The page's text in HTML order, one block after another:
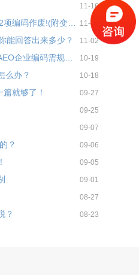
11-16
海关HS编码又有新变更了,其中32项编码作废!(附变更表) 11-03
能回答出来多少？ 11-02
海关再次通知，舱单、报关单中AEO企业编码需规范填报 10-19
么办？ 10-18
就够了！ 09-27
09-25
09-07
？ 09-06
09-05
09-01
08-27
？ 08-23